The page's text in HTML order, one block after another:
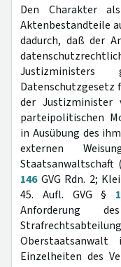
Den Charakter
Aktenbestandteile
dadurch, daß der
Justizministers
der Justizminister
parteipolitischen
in Ausübung des
externen
Staatsanwaltschaft
146GVG Rdn. 2;
45. Aufl. GVG §
Anforderung
Einzelheiten des